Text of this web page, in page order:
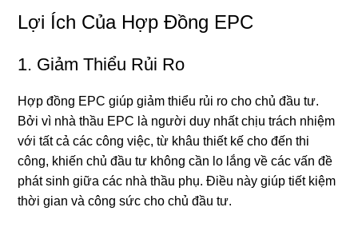
Lợi Ích Của Hợp Đồng EPC
1. Giảm Thiểu Rủi Ro
Hợp đồng EPC giúp giảm thiểu rủi ro cho chủ đầu tư.
Bởi vì nhà thầu EPC là người duy nhất chịu trách nhiệm
với tất cả các công việc, từ khâu thiết kế cho đến thi
công, khiến chủ đầu tư không cần lo lắng về các vấn đề
phát sinh giữa các nhà thầu phụ. Điều này giúp tiết kiệm
thời gian và công sức cho chủ đầu tư.